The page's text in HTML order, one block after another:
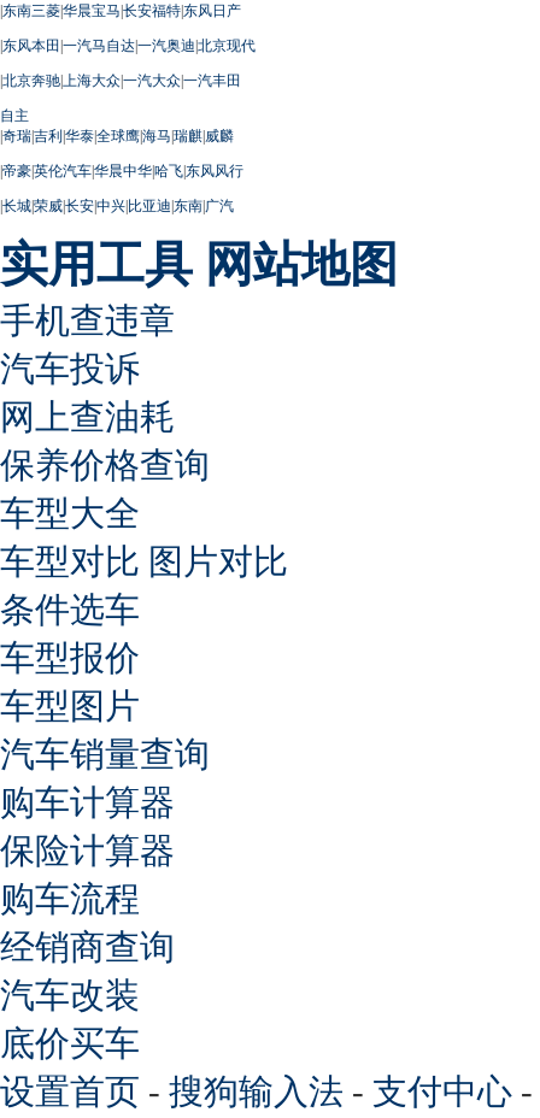
|东南三菱|华晨宝马|长安福特|东风日产
|东风本田 |一汽马自达|一汽奥迪|北京现代
|北京奔驰| 上海大众|一汽大众|一汽丰田
自主
|奇瑞|吉利|华泰|全球鹰|海马|瑞麒|威麟
|帝豪|英伦汽车|华晨中华|哈飞|东风风行
|长城|荣威|长安|中兴|比亚迪|东南|广汽
实用工具 网站地图
手机查违章
汽车投诉
网上查油耗
保养价格查询
车型大全
车型对比 图片对比
条件选车
车型报价
车型图片
汽车销量查询
购车计算器
保险计算器
购车流程
经销商查询
汽车改装
底价买车
设置首页 - 搜狗输入法 - 支付中心 -